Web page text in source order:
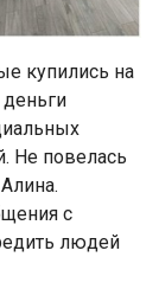
купились на
Не повелась
с
людей